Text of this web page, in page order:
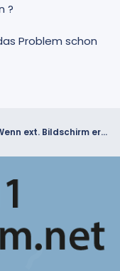
?
Problem schon
Laptop + zweiter externer Bildschirm: Wenn ext. Bildschirm erkannt alle Fenster VOLLAUTOMATISCH auf den externen Bildschirm - wie?